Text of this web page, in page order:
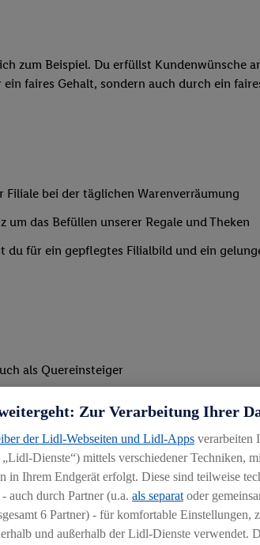
zum Beispiel. Du erfüllst
faires Gehalt, sondern auch durch ein
bei der täglichen Warenverräumung
das Befüllen unserer Regale und Theken
für ein gepflegtes Filialbild und ein
als Quereinsteiger
Unterstützung v. a. in den Morgen- oder
Zur Verarbeitung Ihrer
der Lidl-Webseiten und Lidl-Apps verarbeiten
„Lidl-Dienste“) mittels verschiedener Techniken,
in Ihrem Endgerät erfolgt. Diese sind teilweise
auch durch Partner (u.a. als separat oder
6 Partner) - für komfortable Einstellungen,
und außerhalb der Lidl-Dienste verwendet.